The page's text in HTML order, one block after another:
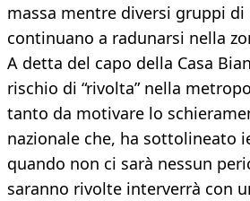
massa mentre diversi gruppi
continuano a radunarsi nella
A detta del capo della Casa
rischio di “rivolta” nella
tanto da motivare lo
nazionale che, ha sottolineato
quando non ci sarà nessun
saranno rivolte interverrà con